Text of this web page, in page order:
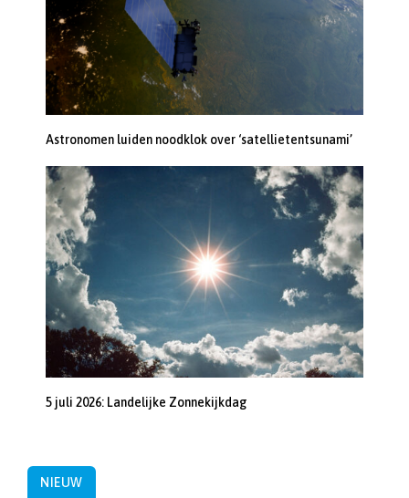
Astronomen luiden noodklok over ‘satellietentsunami’
5 juli 2026: Landelijke Zonnekijkdag
NIEUW